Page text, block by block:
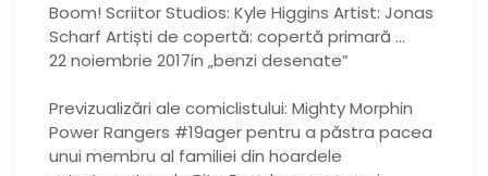
Boom! Scriitor Studios: Kyle Higgins Artist: Jonas
Scharf Artiști de copertă: copertă primară …
22 noiembrie 2017in „benzi desenate”
Previzualizări ale comiclistului: Mighty Morphin
Power Rangers #19ager pentru a păstra pacea
unui membru al familiei din hoardele